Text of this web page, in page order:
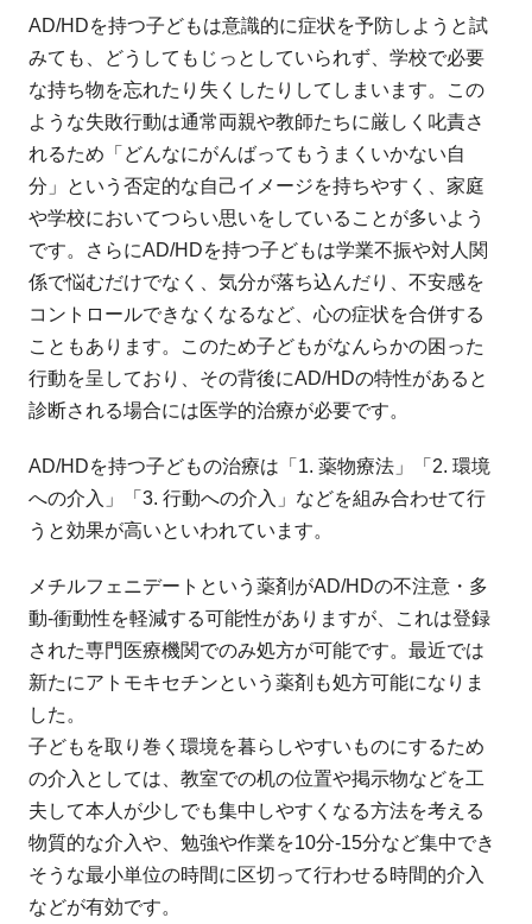
AD/HDを持つ子どもは意識的に症状を予防しようと試
みても、どうしてもじっとしていられず、学校で必要
な持ち物を忘れたり失くしたりしてしまいます。この
ような失敗行動は通常両親や教師たちに厳しく叱責さ
れるため「どんなにがんばってもうまくいかない自
分」という否定的な自己イメージを持ちやすく、家庭
や学校においてつらい思いをしていることが多いよう
です。さらにAD/HDを持つ子どもは学業不振や対人関
係で悩むだけでなく、気分が落ち込んだり、不安感を
コントロールできなくなるなど、心の症状を合併する
こともあります。このため子どもがなんらかの困った
行動を呈しており、その背後にAD/HDの特性があると
診断される場合には医学的治療が必要です。
AD/HDを持つ子どもの治療は「1. 薬物療法」「2. 環境
への介入」「3. 行動への介入」などを組み合わせて行
うと効果が高いといわれています。
メチルフェニデートという薬剤がAD/HDの不注意・多
動-衝動性を軽減する可能性がありますが、これは登録
された専門医療機関でのみ処方が可能です。最近では
新たにアトモキセチンという薬剤も処方可能になりま
した。
子どもを取り巻く環境を暮らしやすいものにするため
の介入としては、教室での机の位置や掲示物などを工
夫して本人が少しでも集中しやすくなる方法を考える
物質的な介入や、勉強や作業を10分-15分など集中でき
そうな最小単位の時間に区切って行わせる時間的介入
などが有効です。